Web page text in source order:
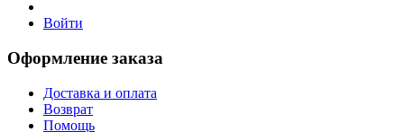
Войти
Оформление заказа
Доставка и оплата
Возврат
Помощь